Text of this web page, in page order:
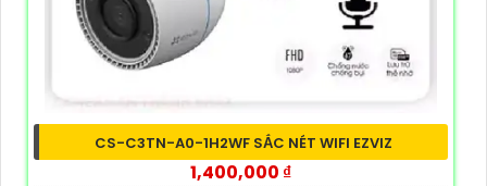
CS-C3TN-A0-1H2WF SẮC NÉT WIFI EZVIZ
1,400,000 ₫